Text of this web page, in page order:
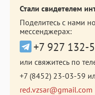
Стали свидетелем
Поделитесь с нами
мессенджерах:
+7 927 132-
или свяжитесь по
+7 (8452) 23-03-59
red.vzsar@gmail.com